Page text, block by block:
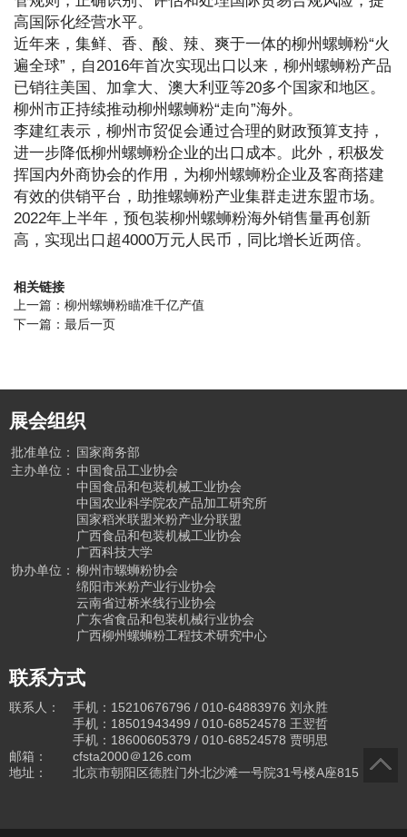
高国际化经营水平。
近年来，集鲜、香、酸、辣、爽于一体的柳州螺蛳粉“火
遍全球”，自2016年首次实现出口以来，柳州螺蛳粉产品
已销往美国、加拿大、澳大利亚等20多个国家和地区。
柳州市正持续推动柳州螺蛳粉“走向”海外。
李建红表示，柳州市贸促会通过合理的财政预算支持，
进一步降低柳州螺蛳粉企业的出口成本。此外，积极发
挥国内外商协会的作用，为柳州螺蛳粉企业及客商搭建
有效的供销平台，助推螺蛳粉产业集群走进东盟市场。
2022年上半年，预包装柳州螺蛳粉海外销售量再创新
高，实现出口超4000万元人民币，同比增长近两倍。
相关链接
上一篇： 柳州螺蛳粉瞄准千亿产值
下一篇： 最后一页
展会组织
批准单位：
国家商务部
主办单位： 中国食品工业协会
中国食品和包装机械工业协会
中国农业科学院农产品加工研究所
国家稻米联盟米粉产业分联盟
广西食品和包装机械工业协会
广西科技大学
协办单位： 柳州市螺蛳粉协会
绵阳市米粉产业行业协会
云南省过桥米线行业协会
广东省食品和包装机械行业协会
广西柳州螺蛳粉工程技术研究中心
联系方式
联系人： 手机：15210676796 / 010-64883976 刘永胜
手机：18501943499 / 010-68524578 王翌哲
手机：18600605379 / 010-68524578 贾明思
邮箱：
cfsta2000＠126.com
地址：
北京市朝阳区德胜门外北沙滩一号院31号楼A座815